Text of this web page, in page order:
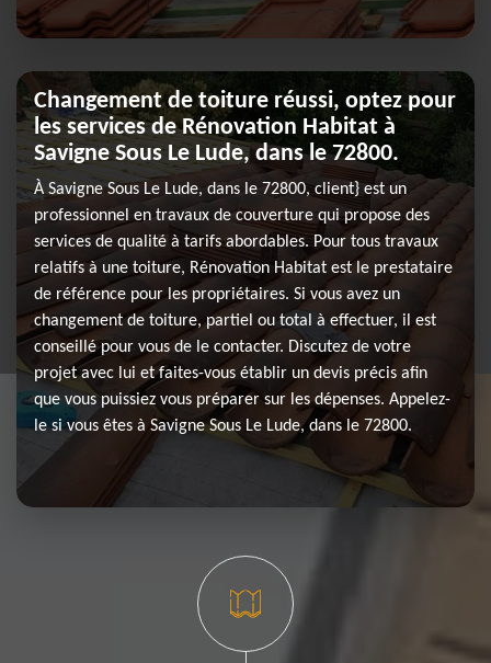
Changement de toiture réussi, optez pour
les services de Rénovation Habitat à
Savigne Sous Le Lude, dans le 72800.
À Savigne Sous Le Lude, dans le 72800, client} est un
professionnel en travaux de couverture qui propose des
services de qualité à tarifs abordables. Pour tous travaux
relatifs à une toiture, Rénovation Habitat est le prestataire
de référence pour les propriétaires. Si vous avez un
changement de toiture, partiel ou total à effectuer, il est
conseillé pour vous de le contacter. Discutez de votre
projet avec lui et faites-vous établir un devis précis afin
que vous puissiez vous préparer sur les dépenses. Appelez-
le si vous êtes à Savigne Sous Le Lude, dans le 72800.